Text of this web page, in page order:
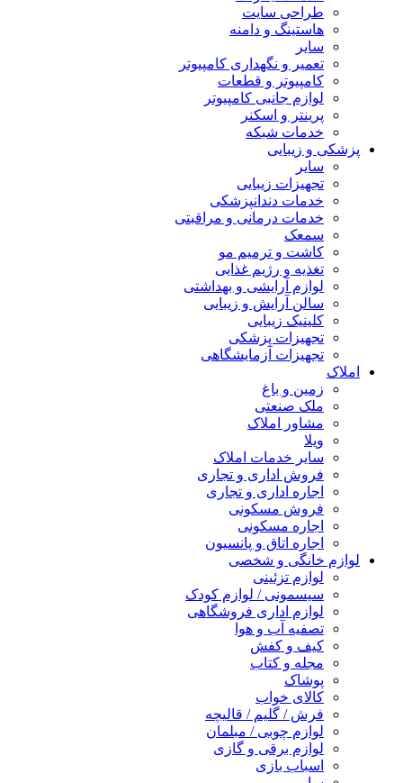
طراحی سایت
هاستینگ و دامنه
سایر
تعمیر و نگهداری کامپیوتر
کامپیوتر و قطعات
لوازم جانبی کامپیوتر
پرینتر و اسکنر
خدمات شبکه
پزشکی و زیبایی
سایر
تجهیزات زیبایی
خدمات دندانپزشکی
خدمات درمانی و مراقبتی
سمعک
کاشت و ترمیم مو
تغذیه و رژیم غذایی
لوازم آرایشی و بهداشتی
سالن آرایش و زیبایی
کلینیک زیبایی
تجهیزات پزشکی
تجهیزات آزمایشگاهی
املاک
زمین و باغ
ملک صنعتی
مشاور املاک
ویلا
سایر خدمات املاک
فروش اداری و تجاری
اجاره اداری و تجاری
فروش مسکونی
اجاره مسکونی
اجاره اتاق و پانسیون
لوازم خانگی و شخصی
لوازم تزئینی
سیسمونی / لوازم کودک
لوازم اداری فروشگاهی
تصفیه آب و هوا
کیف و کفش
مجله و کتاب
پوشاک
کالای خواب
فرش / گلیم / قالیچه
لوازم چوبی / مبلمان
لوازم برقی و گازی
اسباب بازی